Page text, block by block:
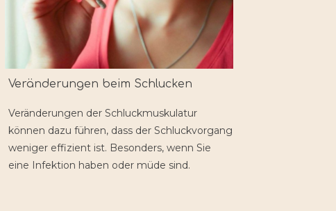
Veränderungen beim Schlucken
Veränderungen der Schluckmuskulatur
können dazu führen, dass der Schluckvorgang
weniger effizient ist. Besonders, wenn Sie
eine Infektion haben oder müde sind.